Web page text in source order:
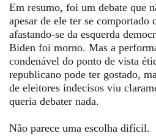
Em resumo, foi um debate que
apesar de ele ter se comportado
afastando-se da esquerda
Biden foi morno. Mas a
condenável do ponto de vista
republicano pode ter gostado,
de eleitores indecisos viu
queria debater nada.
Não parece uma escolha difícil.